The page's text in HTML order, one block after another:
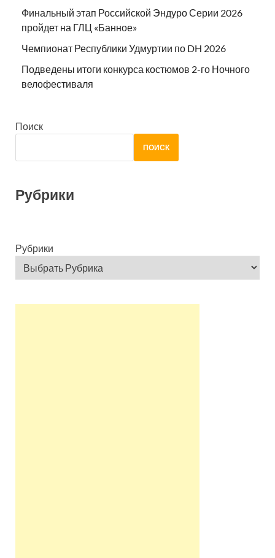
Финальный этап Российской Эндуро Серии 2026
пройдет на ГЛЦ «Банное»
Чемпионат Республики Удмуртии по DH 2026
Подведены итоги конкурса костюмов 2-го Ночного
велофестиваля
Поиск
ПОИСК
Рубрики
Рубрики